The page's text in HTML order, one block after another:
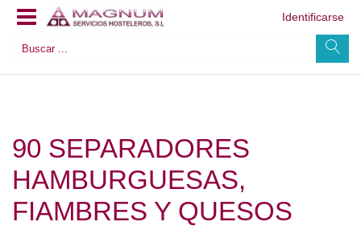
Identificarse
90 SEPARADORES
HAMBURGUESAS,
FIAMBRES Y QUESOS